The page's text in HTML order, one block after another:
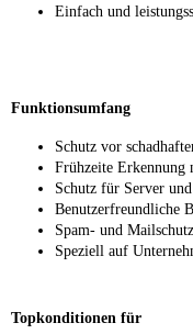
Einfach und
Funktionsumfang
Schutz vor
Frühzeite Erkennung
Schutz für Server
Benutzerfreundliche
Spam- und Mailschutz
Speziell auf
Topkonditionen für